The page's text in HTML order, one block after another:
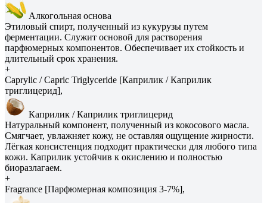
Алкогольная основа
Этиловый спирт, полученный из кукурузы путем
ферментации. Служит основой для растворения
парфюмерных компонентов. Обеспечивает их стойкость и
длительный срок хранения.
+
Caprylic / Capric Triglyceride [Каприлик / Каприлик
триглицерид],
Каприлик / Каприлик триглицерид
Натуральный компонент, полученный из кокосового масла.
Смягчает, увлажняет кожу, не оставляя ощущение жирности.
Лёгкая консистенция подходит практически для любого типа
кожи. Каприлик устойчив к окислению и полностью
биоразлагаем.
+
Fragrance [Парфюмерная композиция 3-7%],